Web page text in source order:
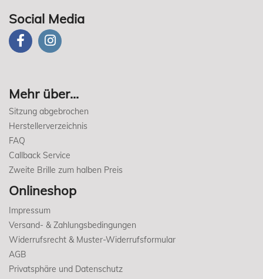
Social Media
Mehr über...
Sitzung abgebrochen
Herstellerverzeichnis
FAQ
Callback Service
Zweite Brille zum halben Preis
Onlineshop
Impressum
Versand- & Zahlungsbedingungen
Widerrufsrecht & Muster-Widerrufsformular
AGB
Privatsphäre und Datenschutz